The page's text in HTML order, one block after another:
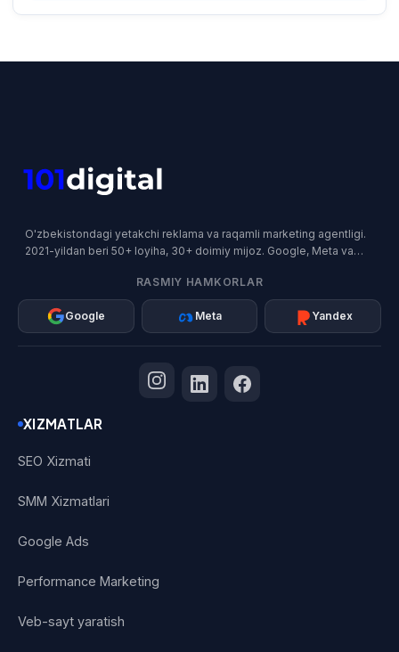
O'zbekistondagi yetakchi reklama va raqamli marketing agentligi.
2021-yildan beri 50+ loyiha, 30+ doimiy mijoz. Google, Meta va
RASMIY HAMKORLAR
Google Meta Yandex
XIZMATLAR
SEO Xizmati
SMM Xizmatlari
Google Ads
Performance Marketing
Veb-sayt yaratish